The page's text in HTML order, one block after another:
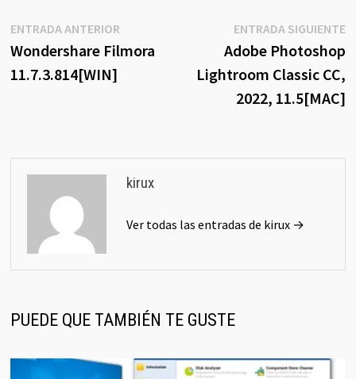
Navegación
de
entradas
ENTRADA ANTERIOREntrada
anterior:
Wondershare Filmora
11.7.3.814[WIN]
ENTRADA SIGUIENTE
Adobe Photoshop
Lightroom Classic CC,
2022, 11.5[MAC]
kirux
Ver todas las entradas de kirux →
PUEDE QUE TAMBIÉN TE GUSTE